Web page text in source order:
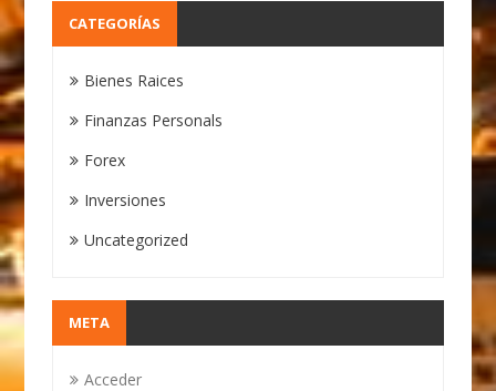
CATEGORÍAS
Bienes Raices
Finanzas Personals
Forex
Inversiones
Uncategorized
META
Acceder